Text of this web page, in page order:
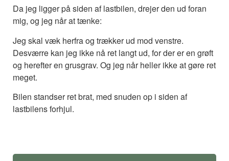
Da jeg ligger på siden af lastbilen, drejer den ud foran
mig, og jeg når at tænke:
Jeg skal væk herfra og trækker ud mod venstre.
Desværre kan jeg ikke nå ret langt ud, for der er en grøft
og herefter en grusgrav. Og jeg når heller ikke at gøre ret
meget.
Bilen standser ret brat, med snuden op i siden af
lastbilens forhjul.